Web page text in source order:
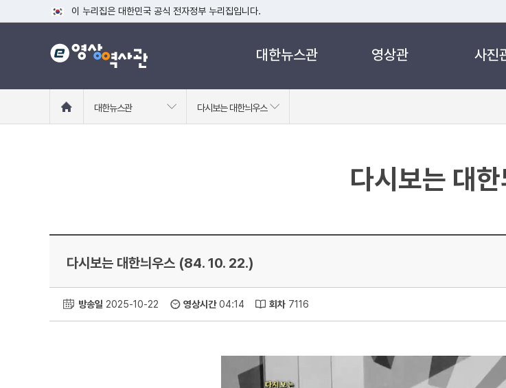
이 누리집은 대한민국 공식 전자정부 누리집입니다.
공식 누리집 주소 확인하기
go.kr 주소를 사용하는 누리집은 대한민국 정부기관이 관리하는 누리집입니다.
대한뉴스관 영상관 사진
로
대한뉴스관 다시보는 대한늬우스
다시보는 대
다시보는 대한늬우스 (84. 10. 22.)
방송일 2025-10-22 영상시간04:14 회차 7116